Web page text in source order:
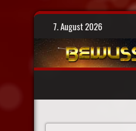
Skip
7. August 2026